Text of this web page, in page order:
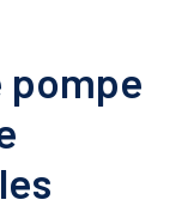
pompe